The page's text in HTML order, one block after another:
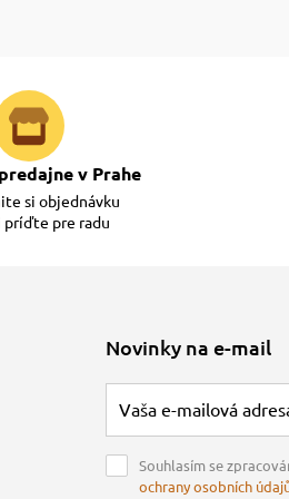
v Prahe
si objednávku
príďte pre radu
Novinky na e-mail
Souhlasím se
ochrany osobních